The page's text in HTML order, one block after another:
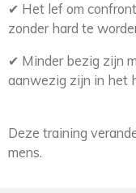
✔ Het lef om
zonder hard te
✔ Minder bezig zijn
aanwezig zijn in het
Deze training
mens.